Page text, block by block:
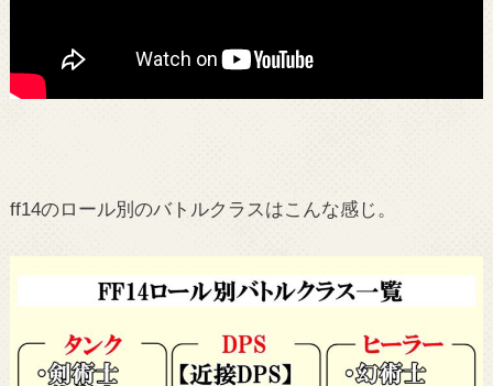
ff14のロール別のバトルクラスはこんな感じ。